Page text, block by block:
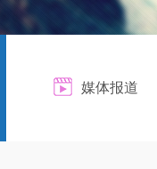
媒体报道